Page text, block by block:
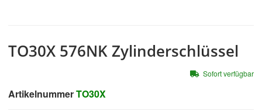
TO30X 576NK Zylinderschlüssel
ArtikelnummerTO30X
Sofort verfügbar